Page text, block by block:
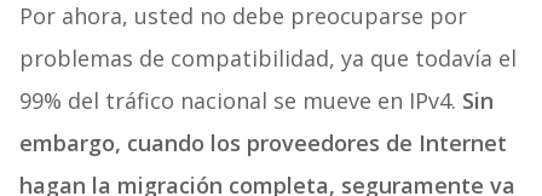
Por ahora, usted no debe preocuparse por
problemas de compatibilidad, ya que todavía el
99% del tráfico nacional se mueve en IPv4. Sin
embargo, cuando los proveedores de Internet
hagan la migración completa, seguramente va